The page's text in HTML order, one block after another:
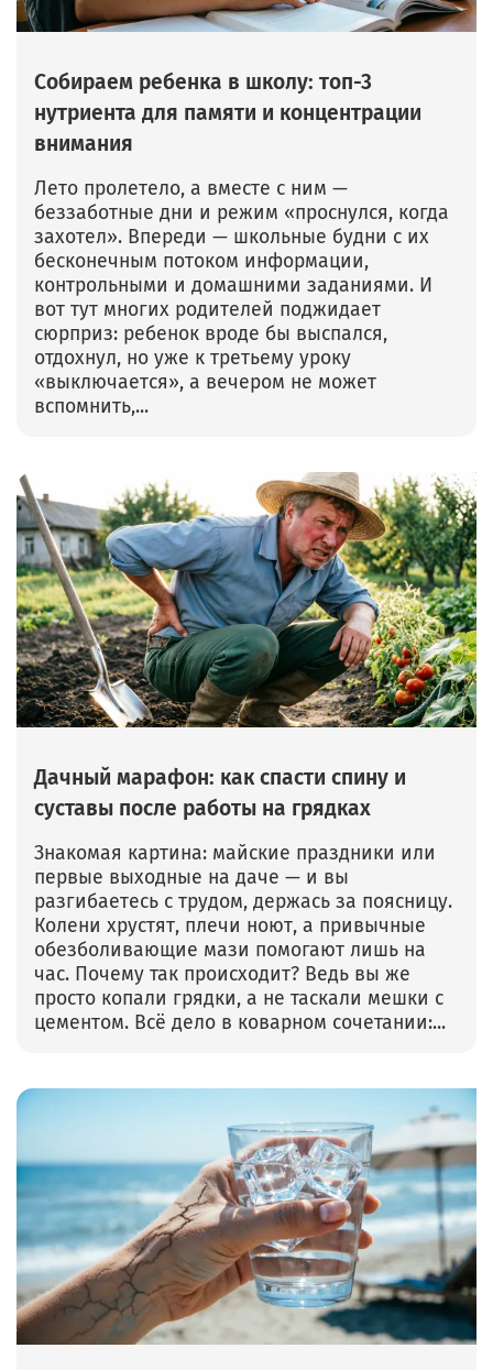
Собираем ребенка в школу: топ-3
нутриента для памяти и концентрации
внимания
Лето пролетело, а вместе с ним —
беззаботные дни и режим «проснулся, когда
захотел». Впереди — школьные будни с их
бесконечным потоком информации,
контрольными и домашними заданиями. И
вот тут многих родителей поджидает
сюрприз: ребенок вроде бы выспался,
отдохнул, но уже к третьему уроку
«выключается», а вечером не может
вспомнить,...
Дачный марафон: как спасти спину и
суставы после работы на грядках
Знакомая картина: майские праздники или
первые выходные на даче — и вы
разгибаетесь с трудом, держась за поясницу.
Колени хрустят, плечи ноют, а привычные
обезболивающие мази помогают лишь на
час. Почему так происходит? Ведь вы же
просто копали грядки, а не таскали мешки с
цементом. Всё дело в коварном сочетании:...